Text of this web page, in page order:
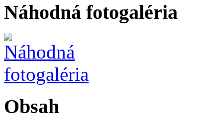
Náhodná fotogaléria
Obsah